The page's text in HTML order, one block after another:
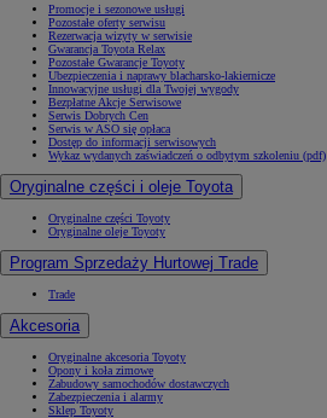
Promocje i sezonowe usługi
Pozostałe oferty serwisu
Rezerwacja wizyty w serwisie
Gwarancja Toyota Relax
Pozostałe Gwarancje Toyoty
Ubezpieczenia i naprawy blacharsko-lakiernicze
Innowacyjne usługi dla Twojej wygody
Bezpłatne Akcje Serwisowe
Serwis Dobrych Cen
Serwis w ASO się opłaca
Dostęp do informacji serwisowych
Wykaz wydanych zaświadczeń o odbytym szkoleniu (pdf)
Oryginalne części i oleje Toyota
Oryginalne części Toyoty
Oryginalne oleje Toyoty
Program Sprzedaży Hurtowej Trade
Trade
Akcesoria
Oryginalne akcesoria Toyoty
Opony i koła zimowe
Zabudowy samochodów dostawczych
Zabezpieczenia i alarmy
Sklep Toyoty